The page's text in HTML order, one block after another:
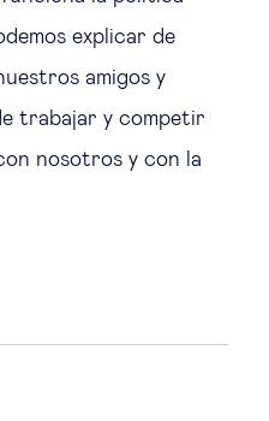
explicar de
amigos y
trabajar y competir
nosotros y con la